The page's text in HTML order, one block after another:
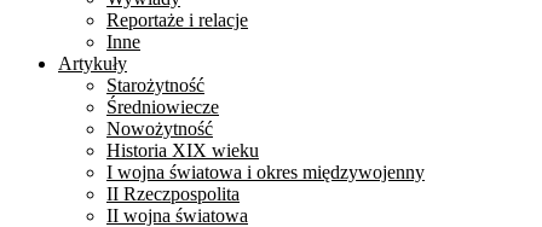
Reportaże i relacje
Inne
Artykuły
Starożytność
Średniowiecze
Nowożytność
Historia XIX wieku
I wojna światowa i okres międzywojenny
II Rzeczpospolita
II wojna światowa